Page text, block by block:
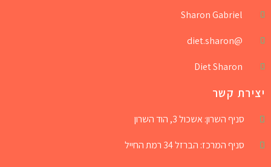
Sharon Gabriel
@diet.sharon
Diet Sharon
יצירת קשר
סניף השרון: אשכול 3, הוד השרון
סניף המרכז: הברזל 34 רמת החייל